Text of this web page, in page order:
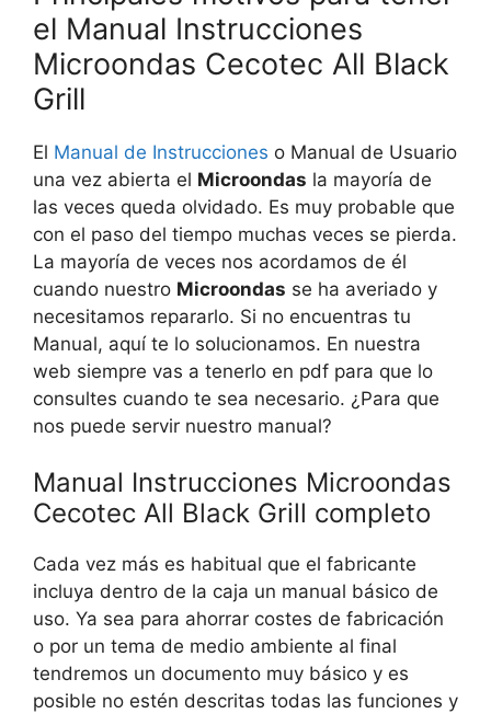
el Manual Instrucciones
Microondas Cecotec All Black
Grill
El Manual de Instrucciones o Manual de Usuario
una vez abierta el Microondas la mayoría de
las veces queda olvidado. Es muy probable que
con el paso del tiempo muchas veces se pierda.
La mayoría de veces nos acordamos de él
cuando nuestro Microondas se ha averiado y
necesitamos repararlo. Si no encuentras tu
Manual, aquí te lo solucionamos. En nuestra
web siempre vas a tenerlo en pdf para que lo
consultes cuando te sea necesario. ¿Para que
nos puede servir nuestro manual?
Manual Instrucciones Microondas
Cecotec All Black Grill completo
Cada vez más es habitual que el fabricante
incluya dentro de la caja un manual básico de
uso. Ya sea para ahorrar costes de fabricación
o por un tema de medio ambiente al final
tendremos un documento muy básico y es
posible no estén descritas todas las funciones y